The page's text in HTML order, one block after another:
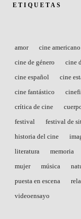
ETIQUETAS
amor cine americano
cine de género
cine
cine español
cine
cine fantástico
crítica de cine
festival
festival de
historia del cine
literatura
memoria
mujer
música
puesta en escena
videoensayo